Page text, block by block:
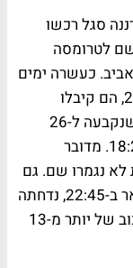
סגל רכשו
לטרומסה
כעשרה ימים
לפני מועד טיסת ההלוך, ב-16 בינואר 2026, הם קיבלו
הודעה שלפיה הטיסה מתל אביב לציריך, שנקבעה ל-26
בינואר ב-5:20, הוקדמה ל-25 בינואר ב-18:25. מדובר
הצרות לא נגמרו שם. גם
טיסת החזור, שהיתה מתוכננת ל-2 בפברואר ב-22:45, נדחתה
ליום למחרת, ה-3 בפברואר, ב-12:20 - עיכוב של יותר מ-13